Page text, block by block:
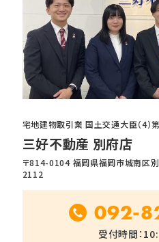
宅地建物取引業 国土交通大臣（4）
三好不動産 別府店
〒814-0104 福岡県福岡市城南
2112
092-
受付時間：